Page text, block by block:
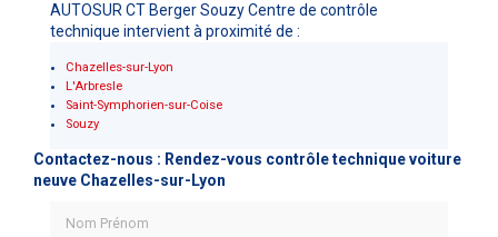
AUTOSUR CT Berger Souzy Centre de contrôle
technique intervient à proximité de :
Chazelles-sur-Lyon
L'Arbresle
Saint-Symphorien-sur-Coise
Souzy
Contactez-nous : Rendez-vous contrôle technique voiture
neuve Chazelles-sur-Lyon